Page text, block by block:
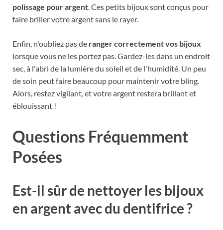
polissage pour argent. Ces petits bijoux sont conçus pour
faire briller votre argent sans le rayer.
Enfin, n'oubliez pas de ranger correctement vos bijoux
lorsque vous ne les portez pas. Gardez-les dans un endroit
sec, à l'abri de la lumière du soleil et de l'humidité. Un peu
de soin peut faire beaucoup pour maintenir votre bling.
Alors, restez vigilant, et votre argent restera brillant et
éblouissant !
Questions Fréquemment
Posées
Est-il sûr de nettoyer les bijoux
en argent avec du dentifrice ?